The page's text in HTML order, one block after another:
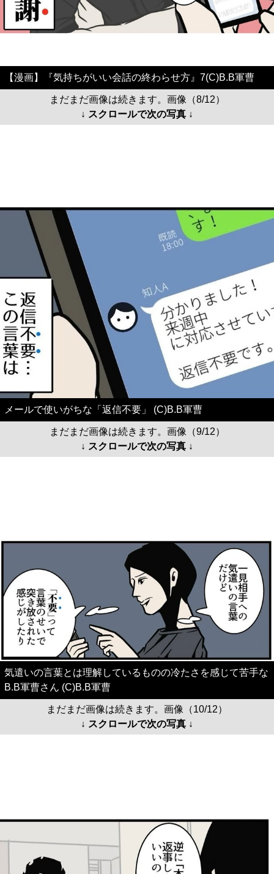
【漫画】『気持ちがいい会話の終わらせ方』7(C)B.B軍曹
まだまだ画像は続きます。画像（8/12）
↓ スクロールで次の写真 ↓
メールで使いがちな「返信不要」 (C)B.B軍曹
まだまだ画像は続きます。画像（9/12）
↓ スクロールで次の写真 ↓
気遣いの言葉とは理解しているものの冷たさを感じて苦手な
B.B軍曹さん (C)B.B軍曹
まだまだ画像は続きます。画像（10/12）
↓ スクロールで次の写真 ↓